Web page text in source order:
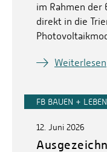
im Rahmen der
direkt in die
Weiterlesen
FB BAUEN +
12. Juni 2026